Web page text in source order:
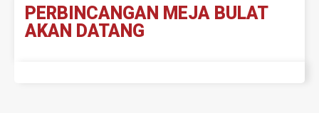
PERBINCANGAN MEJA BULAT
AKAN DATANG